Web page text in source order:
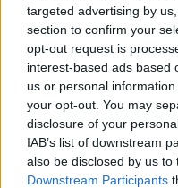
targeted advertising by
section to confirm your
opt-out request is
interest-based ads based
us or personal
your opt-out. You may
disclosure of your
IAB’s list of downstream
also be disclosed by us to
Downstream Participants
TRENDING